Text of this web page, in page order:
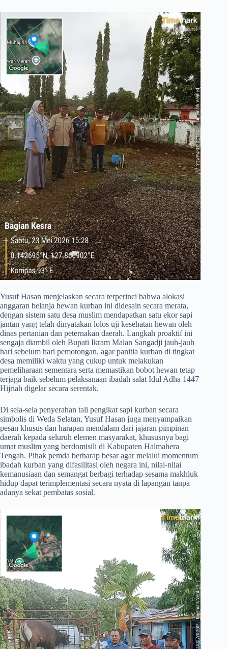
​Yusuf Hasan menjelaskan secara terperinci bahwa alokasi
anggaran belanja hewan kurban ini didesain secara merata,
dengan sistem satu desa muslim mendapatkan satu ekor sapi
jantan yang telah dinyatakan lolos uji kesehatan hewan oleh
dinas pertanian dan peternakan daerah. Langkah proaktif ini
sengaja diambil oleh Bupati Ikram Malan Sangadji jauh-jauh
hari sebelum hari pemotongan, agar panitia kurban di tingkat
desa memiliki waktu yang cukup untuk melakukan
pemeliharaan sementara serta memastikan bobot hewan tetap
terjaga baik sebelum pelaksanaan ibadah salat Idul Adha 1447
Hijriah digelar secara serentak.
​Di sela-sela penyerahan tali pengikat sapi kurban secara
simbolis di Weda Selatan, Yusuf Hasan juga menyampaikan
pesan khusus dan harapan mendalam dari jajaran pimpinan
daerah kepada seluruh elemen masyarakat, khususnya bagi
umat muslim yang berdomisili di Kabupaten Halmahera
Tengah. Pihak pemda berharap besar agar melalui momentum
ibadah kurban yang difasilitasi oleh negara ini, nilai-nilai
kemanusiaan dan semangat berbagi terhadap sesama makhluk
hidup dapat terimplementasi secara nyata di lapangan tanpa
adanya sekat pembatas sosial.